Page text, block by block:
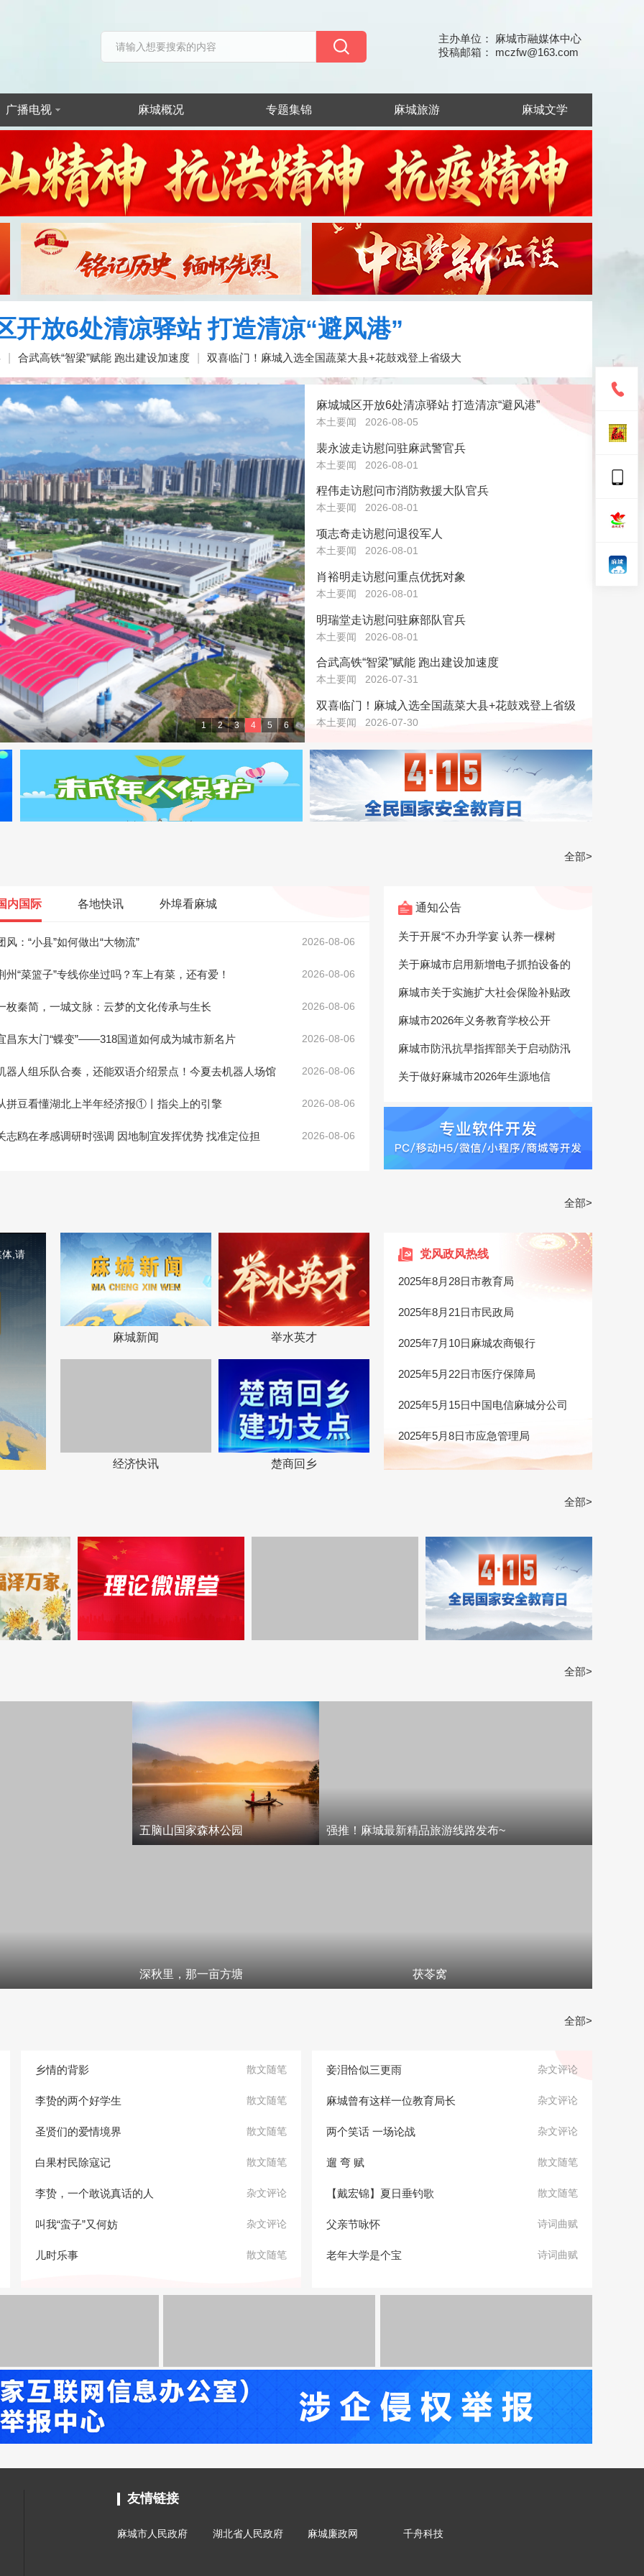
主办单位： 麻城市融媒体中心
投稿邮箱： mczfw@163.com
广播电视 麻城概况 专题集锦 麻城旅游 麻城文学
开放6处清凉驿站 打造清凉“避风港”
合武高铁“智梁”赋能 跑出建设加速度 双喜临门！麻城入选全国蔬菜大县+花鼓戏登上省级大
舞台
1 2 3 4 5 6
麻城城区开放6处清凉驿站 打造清凉“避风港”
本土要闻 2026-08-05
裴永波走访慰问驻麻武警官兵
本土要闻 2026-08-01
程伟走访慰问市消防救援大队官兵
本土要闻 2026-08-01
项志奇走访慰问退役军人
本土要闻 2026-08-01
肖裕明走访慰问重点优抚对象
本土要闻 2026-08-01
明瑞堂走访慰问驻麻部队官兵
本土要闻 2026-08-01
合武高铁“智梁”赋能 跑出建设加速度
本土要闻 2026-07-31
双喜临门！麻城入选全国蔬菜大县+花鼓戏登上省级
本土要闻 2026-07-30
全部>
内国际 各地快讯 外埠看麻城
风：“小县”如何做出“大物流” 2026-08-06
州“菜篮子”专线你坐过吗？车上有菜，还有爱！ 2026-08-06
枚秦简，一城文脉：云梦的文化传承与生长 2026-08-06
昌东大门“蝶变”——318国道如何成为城市新名片 2026-08-06
器人组乐队合奏，还能双语介绍景点！今夏去机器人场馆 2026-08-06
拼豆看懂湖北上半年经济报①丨指尖上的引擎 2026-08-06
志鸥在孝感调研时强调 因地制宜发挥优势 找准定位担 2026-08-06
通知公告
关于开展“不办升学宴 认养一棵树
关于麻城市启用新增电子抓拍设备的
麻城市关于实施扩大社会保险补贴政
麻城市2026年义务教育学校公开
麻城市防汛抗旱指挥部关于启动防汛
关于做好麻城市2026年生源地信
全部>
体,请
麻城新闻 举水英才
经济快讯 楚商回乡
党风政风热线
2025年8月28日市教育局
2025年8月21日市民政局
2025年7月10日麻城农商银行
2025年5月22日市医疗保障局
2025年5月15日中国电信麻城分公司
2025年5月8日市应急管理局
全部>
全部>
五脑山国家森林公园 强推！麻城最新精品旅游线路发布~
深秋里，那一亩方塘 茯苓窝
全部>
乡情的背影 散文随笔
李贽的两个好学生 散文随笔
圣贤们的爱情境界 散文随笔
白果村民除寇记 散文随笔
李贽，一个敢说真话的人 杂文评论
叫我“蛮子”又何妨 杂文评论
儿时乐事 散文随笔
妾泪恰似三更雨 杂文评论
麻城曾有这样一位教育局长 杂文评论
两个笑话 一场论战 杂文评论
遛 弯 赋 散文随笔
【戴宏锦】夏日垂钓歌 散文随笔
父亲节咏怀 诗词曲赋
老年大学是个宝 诗词曲赋
友情链接
麻城市人民政府 湖北省人民政府 麻城廉政网 千舟科技